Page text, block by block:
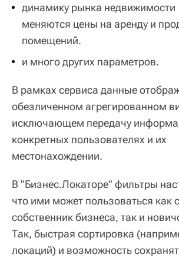
динамику рынка
меняются цены на аренду и
помещений.
и много других параметров.
В рамках сервиса данные
обезличенном агрегированном
исключающем передачу
конкретных пользователях и их
местонахождении.
В "Бизнес.Локаторе" фильтры
что ими может пользоваться как
собственник бизнеса, так и
Так, быстрая сортировка
локаций) и возможность